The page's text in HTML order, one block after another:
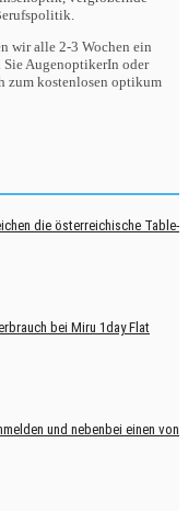
wir alle 2-3 Wochen ein
AugenoptikerIn oder
zum kostenlosen optikum
die österreichische Table-
bei Miru 1day Flat
und nebenbei einen von